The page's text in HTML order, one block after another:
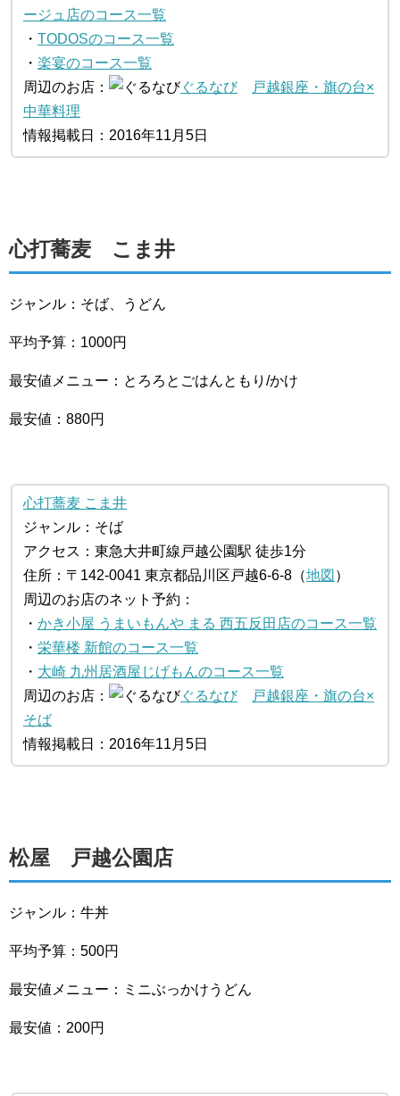
ージュ店のコース一覧
・ TODOSのコース一覧
・ 楽宴のコース一覧
周辺のお店：
ぐるなび
戸越銀座・旗の台×
中華料理
情報掲載日：2016年11月5日
心打蕎麦 こま井
ジャンル：そば、うどん
平均予算：1000円
最安値メニュー：とろろとごはんともり/かけ
最安値：880円
心打蕎麦 こま井
ジャンル：そば
アクセス：東急大井町線戸越公園駅 徒歩1分
住所：〒142-0041 東京都品川区戸越6-6-8（地図 ）
周辺のお店のネット予約：
・ かき小屋 うまいもんや まる 西五反田店のコース一覧
・ 栄華楼 新館のコース一覧
・ 大崎 九州居酒屋じげもんのコース一覧
周辺のお店：
ぐるなび
戸越銀座・旗の台×
そば
情報掲載日：2016年11月5日
松屋 戸越公園店
ジャンル：牛丼
平均予算：500円
最安値メニュー：ミニぶっかけうどん
最安値：200円